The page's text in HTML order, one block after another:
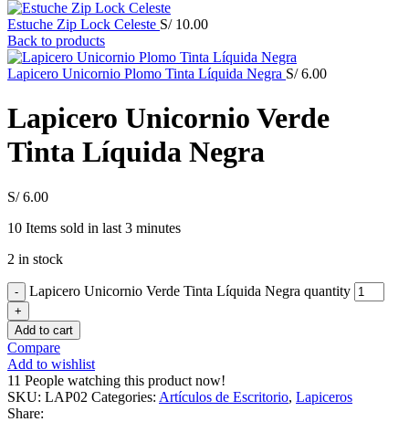
Estuche Zip Lock Celeste S/10.00
Back to products
Lapicero Unicornio Plomo Tinta Líquida Negra S/6.00
Lapicero Unicornio Verde
Tinta Líquida Negra
S/6.00
10 Items sold in last 3 minutes
2 in stock
Lapicero Unicornio Verde Tinta Líquida Negra quantity
Add to cart
Compare
Add to wishlist
11 People watching this product now!
SKU: LAP02 Categories: Artículos de Escritorio, Lapiceros
Share: